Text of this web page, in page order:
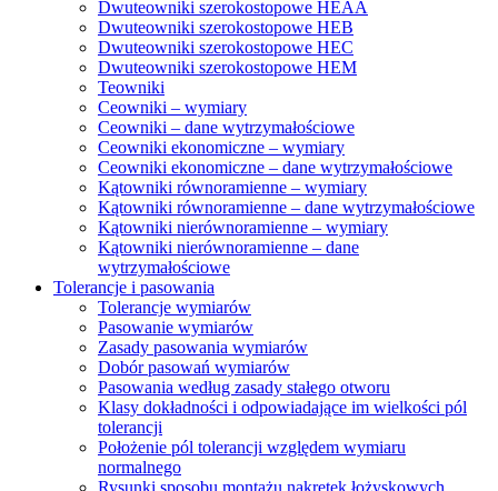
Dwuteowniki szerokostopowe HEAA
Dwuteowniki szerokostopowe HEB
Dwuteowniki szerokostopowe HEC
Dwuteowniki szerokostopowe HEM
Teowniki
Ceowniki – wymiary
Ceowniki – dane wytrzymałościowe
Ceowniki ekonomiczne – wymiary
Ceowniki ekonomiczne – dane wytrzymałościowe
Kątowniki równoramienne – wymiary
Kątowniki równoramienne – dane wytrzymałościowe
Kątowniki nierównoramienne – wymiary
Kątowniki nierównoramienne – dane
wytrzymałościowe
Tolerancje i pasowania
Tolerancje wymiarów
Pasowanie wymiarów
Zasady pasowania wymiarów
Dobór pasowań wymiarów
Pasowania według zasady stałego otworu
Klasy dokładności i odpowiadające im wielkości pól
tolerancji
Położenie pól tolerancji względem wymiaru
normalnego